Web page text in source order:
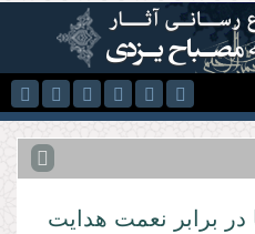
برابر نعمت هدایت